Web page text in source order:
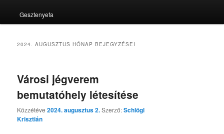
Gesztenyefa
2024. AUGUSZTUS HÓNAP BEJEGYZÉSEI
Városi jégverem
bemutatóhely létesítése
Közzétéve2024. augusztus 2.Szerző:Schlögl
Krisztián